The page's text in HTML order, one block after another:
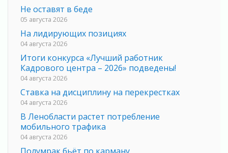
Не оставят в беде
05 августа 2026
На лидирующих позициях
04 августа 2026
Итоги конкурса «Лучший работник
Кадрового центра – 2026» подведены!
04 августа 2026
Ставка на дисциплину на перекрестках
04 августа 2026
В Ленобласти растет потребление
мобильного трафика
04 августа 2026